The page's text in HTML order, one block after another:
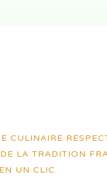
CULINAIRE
LA TRADITION
UN CLIC.